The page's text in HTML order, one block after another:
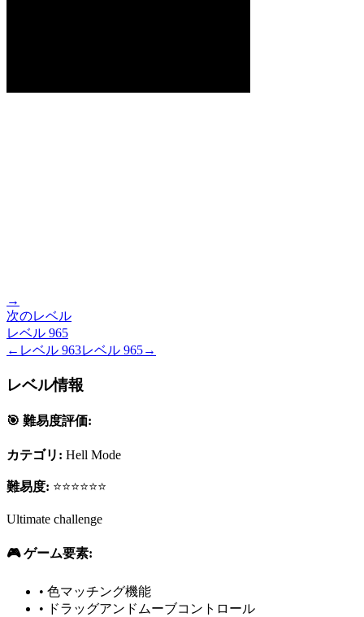
→
次のレベル
レベル 965
← レベル 963レベル 965→
レベル情報
🎯 難易度評価:
カテゴリ: Hell Mode
難易度: ⭐⭐⭐⭐⭐⭐
Ultimate challenge
🎮 ゲーム要素:
• 色マッチング機能
• ドラッグアンドムーブコントロール